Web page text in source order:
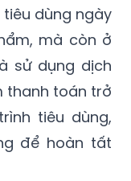
tiêu dùng ngày
mà còn ở
sử dụng dịch
thanh toán trở
tiêu dùng,
để hoàn tất